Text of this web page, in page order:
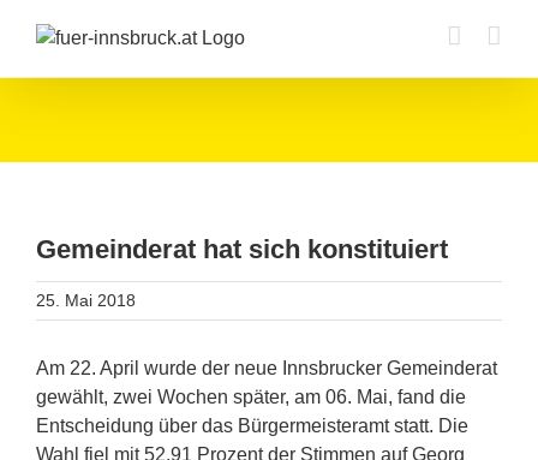
Inhalt
Gemeinderat hat sich konstituiert
25. Mai 2018
Am 22. April wurde der neue Innsbrucker Gemeinderat
gewählt, zwei Wochen später, am 06. Mai, fand die
Entscheidung über das Bürgermeisteramt statt. Die
Wahl fiel mit 52,91 Prozent der Stimmen auf Georg